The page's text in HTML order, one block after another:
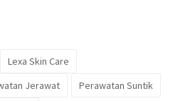
Lexa Skin Care
Jerawat
Perawatan Suntik